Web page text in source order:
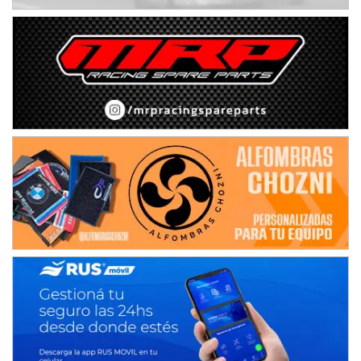
IAME SERIES ARGENTINA 6
Ramiro Tot (Asfalto)
Baradero (Buenos Aires)
KDO - F6
Ciudad de Trenque Lauquen (Asfalto)
Trenque Lauquen (Buenos Aires)
Parque de la Velocidad (Asfalto)
Villaguay (Entre Ríos)
VICTORIENSE - F7
El Cerro (Tierra)
Victoria (Entre Ríos)
PATAGONICO - F6
Moto Club Reginense (Tierra)
Gral. E. Godoy (Río Negro)
CSK - F7
Humboldt (Santa Fe)